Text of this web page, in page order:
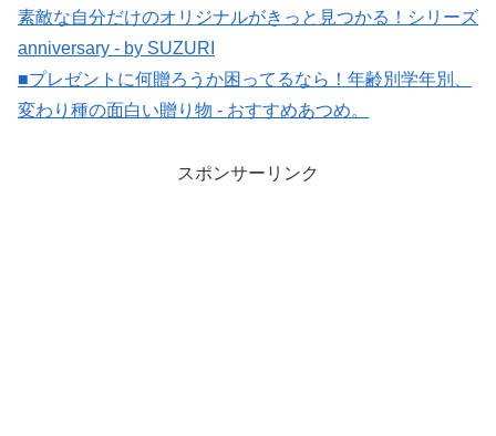
素敵な自分だけのオリジナルがきっと見つかる！シリーズ
anniversary - by SUZURI
■プレゼントに何贈ろうか困ってるなら！年齢別学年別、
変わり種の面白い贈り物 - おすすめあつめ。
スポンサーリンク